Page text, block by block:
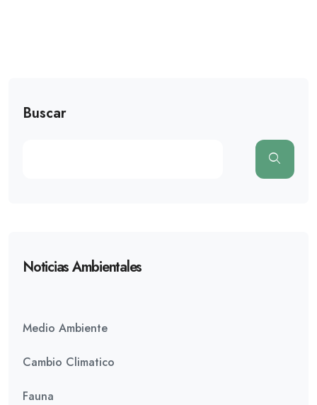
Buscar
Noticias Ambientales
Medio Ambiente
Cambio Climatico
Fauna